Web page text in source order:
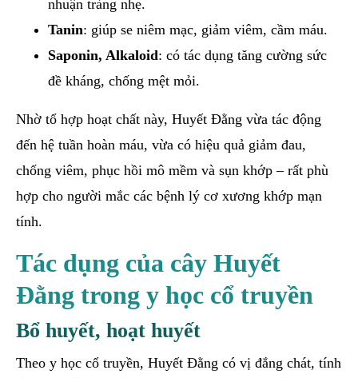
nhuận tràng nhẹ.
Tanin: giúp se niêm mạc, giảm viêm, cầm máu.
Saponin, Alkaloid: có tác dụng tăng cường sức
đề kháng, chống mệt mỏi.
Nhờ tổ hợp hoạt chất này, Huyết Đằng vừa tác động
đến hệ tuần hoàn máu, vừa có hiệu quả giảm đau,
chống viêm, phục hồi mô mềm và sụn khớp – rất phù
hợp cho người mắc các bệnh lý cơ xương khớp mạn
tính.
Tác dụng của cây Huyết
Đằng trong y học cổ truyền
Bổ huyết, hoạt huyết
Theo y học cổ truyền, Huyết Đằng có vị đắng chát, tính